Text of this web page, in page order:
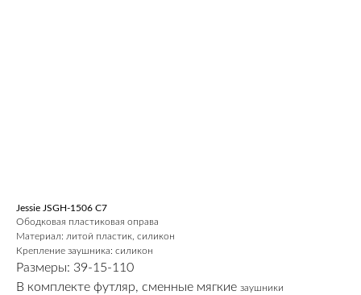
Jessie JSGH-1506 C7
Ободковая пластиковая оправа
Материал: литой пластик, силикон
Крепление заушника: силикон
Размеры: 39-15-110
В комплекте футляр, сменные мягкие заушники